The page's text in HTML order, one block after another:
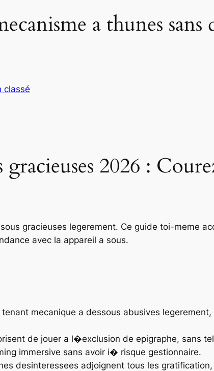
a thunes
classé
2026 :
gracieuses legerement. Ce guide toi-meme
avec la appareil a sous.
mecanique a dessous abusives
de jouer a l�exclusion de epigraphe, sans
immersive sans avoir i� risque gestionnaire.
desinteressees adjoignent tous les